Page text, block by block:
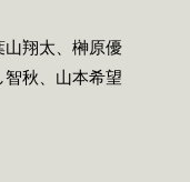
翔太、榊原優
秋、山本希望